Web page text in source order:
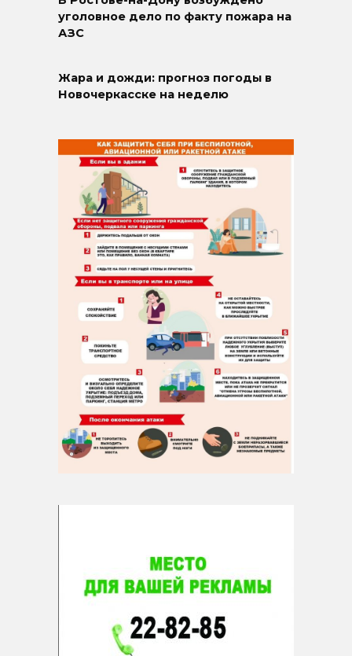
уголовное дело по факту пожара на
АЗС
Жара и дожди: прогноз погоды в
Новочеркасске на неделю